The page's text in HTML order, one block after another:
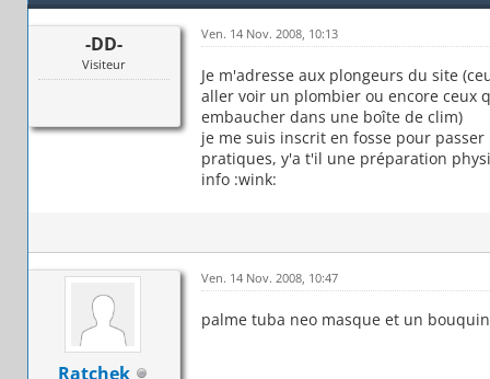
-DD-
Visiteur
Ven. 14 Nov. 2008, 10:13
Je m'adresse aux plongeurs du site
aller voir un plombier ou encore ceux
embaucher dans une boîte de clim)
je me suis inscrit en fosse pour
pratiques, y'a t'il une préparation
info :wink:
Ratchek
Ven. 14 Nov. 2008, 10:47
palme tuba neo masque et un